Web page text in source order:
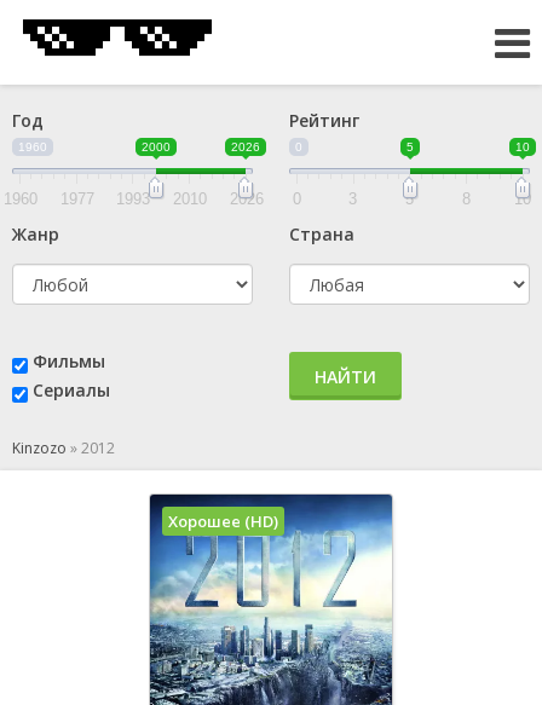
Год
1960 2000 2026
1960 1977 1993 2010 2026
Рейтинг
0 5 10
0 3 5 8 10
Жанр Страна
Фильмы
Сериалы
НАЙТИ
Kinzozo »2012
Хорошее (HD)